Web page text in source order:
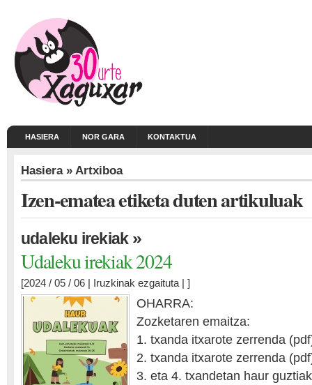
HASIERA NOR GARA KONTAKTUA
Hasiera» Artxiboa
Izen-ematea etiketa duten artikuluak
udaleku irekiak»
Udaleku irekiak 2024
[2024 / 05 / 06 | Iruzkinak ezgaituta | ]
OHARRA:
Zozketaren emaitza:
1. txanda itxarote zerrenda
2. txanda itxarote zerrenda
3. eta 4. txandetan haur